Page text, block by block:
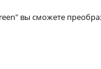
вы сможете